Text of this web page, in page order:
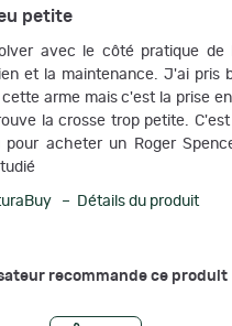
petite
avec le côté pratique de
et la maintenance. J'ai pris
arme mais c'est la prise
la crosse trop petite. C'est
pour acheter un Roger
– Détails du produit
recommande ce produit